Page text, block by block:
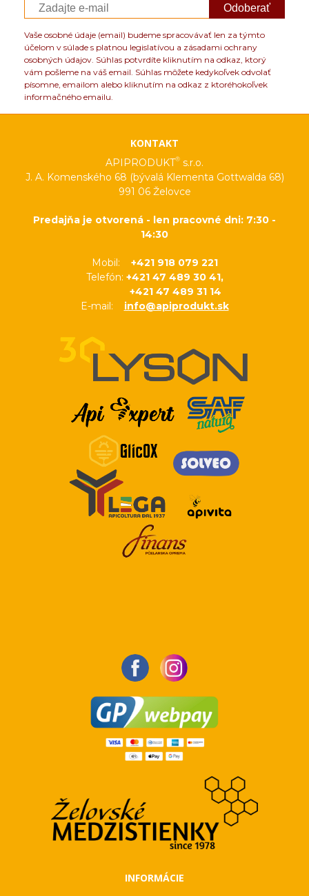
Odoberať
Vaše osobné údaje (email) budeme spracovávať len za týmto
účelom v súlade s platnou legislatívou a zásadami ochrany
osobných údajov. Súhlas potvrdíte kliknutím na odkaz, ktorý
vám pošleme na váš email. Súhlas môžete kedykoľvek odvolať
písomne, emailom alebo kliknutím na odkaz z ktoréhokoľvek
informačného emailu.
KONTAKT
APIPRODUKT® s.r.o.
J. A. Komenského 68 (bývalá Klementa Gottwalda 68)
991 06 Želovce
Predajňa je otvorená - len pracovné dni: 7:30 -
14:30
Mobil: +421 918 079 221
Telefón: +421 47 489 30 41,
+421 47 489 31 14
E-mail: info@apiprodukt.sk
INFORMÁCIE